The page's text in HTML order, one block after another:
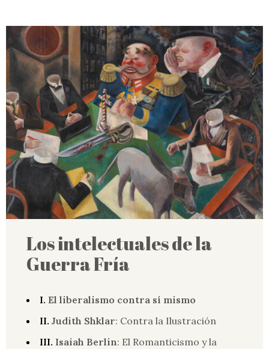
Los intelectuales de la
Guerra Fría
I. El liberalismo contra sí mismo
II. Judith Shklar: Contra la Ilustración
III. Isaiah Berlin: El Romanticismo y la